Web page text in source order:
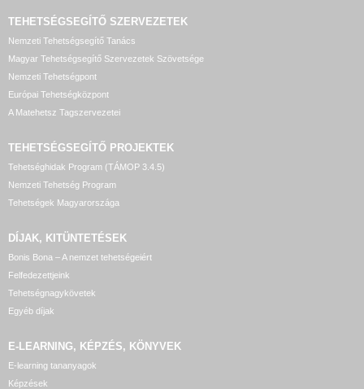
TEHETSÉGSEGÍTŐ SZERVEZETEK
Nemzeti Tehetségsegítő Tanács
Magyar Tehetségsegítő Szervezetek Szövetsége
Nemzeti Tehetségpont
Európai Tehetségközpont
A Matehetsz Tagszervezetei
TEHETSÉGSEGÍTŐ PROJEKTEK
Tehetséghidak Program (TÁMOP 3.4.5)
Nemzeti Tehetség Program
Tehetségek Magyarországa
DÍJAK, KITÜNTETÉSEK
Bonis Bona – A nemzet tehetségeiért
Felfedezettjeink
Tehetségnagykövetek
Egyéb díjak
E-LEARNING, KÉPZÉS, KÖNYVEK
E-learning tananyagok
Képzések